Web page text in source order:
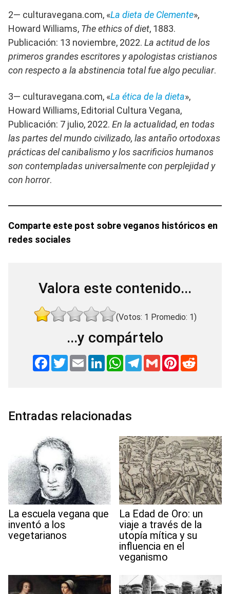
2— culturavegana.com, «La dieta de Clemente»,
Howard Williams, The ethics of diet, 1883.
Publicación: 13 noviembre, 2022. La actitud de los
primeros grandes escritores y apologistas cristianos
con respecto a la abstinencia total fue algo peculiar.
3— culturavegana.com, «La ética de la dieta»,
Howard Williams, Editorial Cultura Vegana,
Publicación: 7 julio, 2022. En la actualidad, en todas
las partes del mundo civilizado, las antaño ortodoxas
prácticas del canibalismo y los sacrificios humanos
son contempladas universalmente con perplejidad y
con horror.
Comparte este post sobre veganos históricos en
redes sociales
Valora este contenido...
(Votos: 1 Promedio: 1)
...y compártelo
F
k
T
w
E
m
L
n
W
p
T
G
m
P
Entradas relacionadas
La escuela vegana que
inventó a los
vegetarianos
La Edad de Oro: un
viaje a través de la
utopía mítica y su
influencia en el
veganismo